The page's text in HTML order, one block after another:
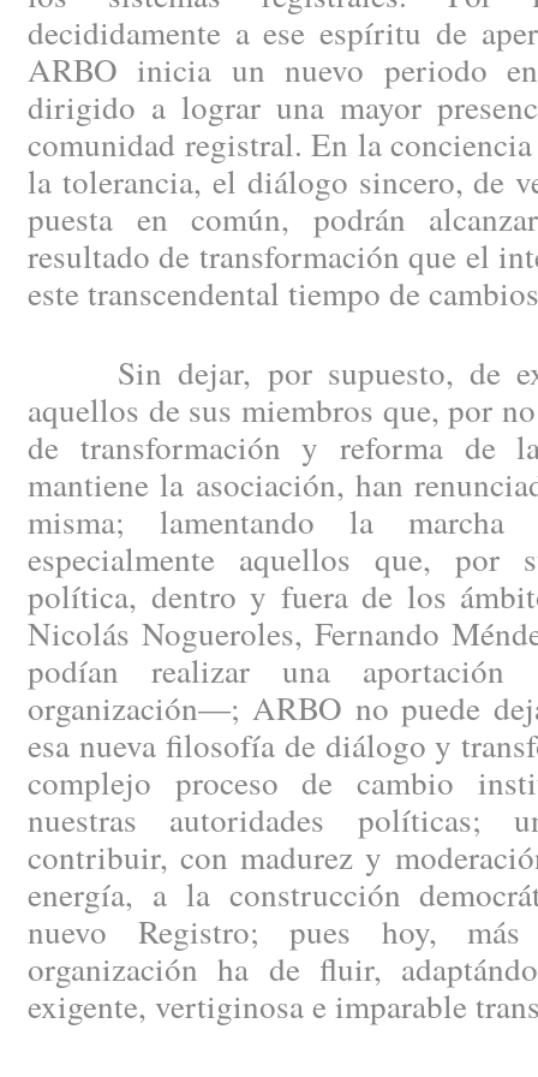
decididamente a ese espíritu de
ARBO inicia un nuevo periodo
dirigido a lograr una mayor
comunidad registral. En la
la tolerancia, el diálogo sincero, de
puesta en común, podrán
resultado de transformación que el
este transcendental tiempo de
Sin dejar, por supuesto, de
aquellos de sus miembros que, por
de transformación y reforma de
mantiene la asociación, han
misma; lamentando la
especialmente aquellos que, por
política, dentro y fuera de los
Nicolás Nogueroles, Fernando
podían realizar una aportación
organización—; ARBO no puede
esa nueva filosofía de diálogo y
complejo proceso de cambio
nuestras autoridades políticas;
contribuir, con madurez y
energía, a la construcción
nuevo Registro; pues hoy,
organización ha de fluir,
exigente, vertiginosa e imparable